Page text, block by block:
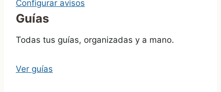
Configurar avisos
Guías
Todas tus guías, organizadas y a mano.
Ver guías